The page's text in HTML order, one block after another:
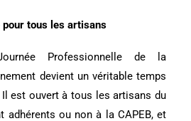
pour tous les artisans
Professionnelle de la
devient un véritable temps
est ouvert à tous les artisans du
adhérents ou non à la CAPEB, et